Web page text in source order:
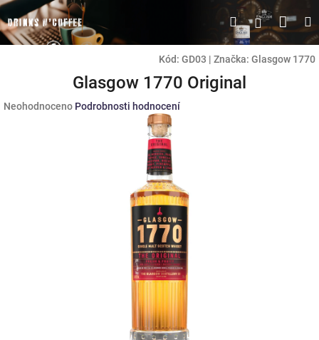
Přejít
na
obsah
HledatPřihlášení
Kód: GD03 | Značka: Glasgow 1770
Glasgow 1770 Original
Průměrné
Neohodnoceno Podrobnosti hodnocení